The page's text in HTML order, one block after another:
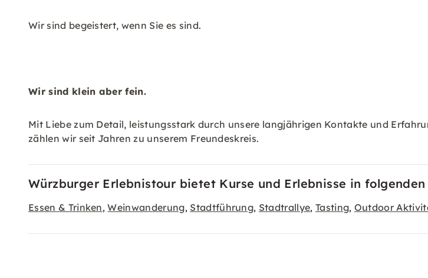
Wir sind begeistert, wenn Sie es sind.
Wir sind klein aber fein.
Mit Liebe zum Detail, leistungsstark durch unsere langjährigen Kontakte und
zählen wir seit Jahren zu unserem Freundeskreis.
Würzburger Erlebnistour bietet Kurse und Erlebnisse in
Essen & Trinken,Weinwanderung, Stadtführung, Stadtrallye, Tasting, Outdoor